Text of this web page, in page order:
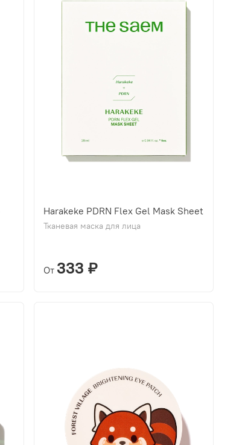
Harakeke PDRN Flex Gel Mask Sheet
Тканевая маска для лица
От 333 ₽